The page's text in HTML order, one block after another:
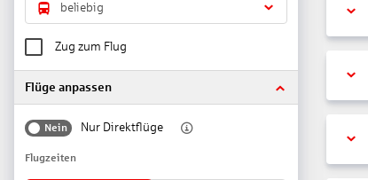
beliebig
Zug zum Flug
Flüge anpassen
Nein Nur Direktflüge
Flugzeiten